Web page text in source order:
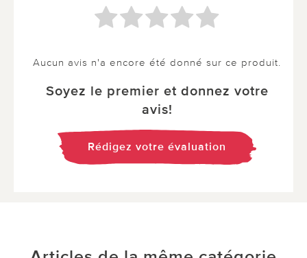
Aucun avis n'a encore été donné sur ce produit.
Soyez le premier et donnez votre
avis!
Rédigez votre évaluation